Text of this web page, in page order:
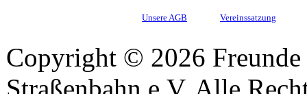
Unsere AGB Vereinssatzung
Copyright © 2026
Straßenbahn e.V. Alle